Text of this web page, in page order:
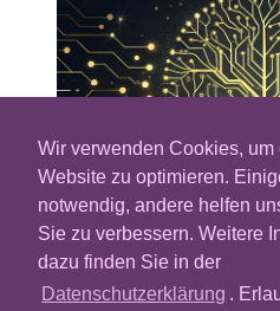
Wir verwenden Cookies,
Website zu optimieren.
notwendig, andere helfen
Sie zu verbessern. Weitere
dazu finden Sie in der
Datenschutzerklärung .
Bild: Surkhab Ahmad –